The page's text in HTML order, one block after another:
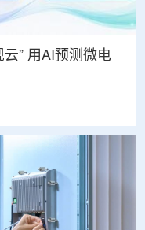
” 用AI预测微电